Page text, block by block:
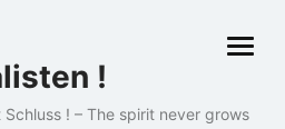
!
! – The spirit never grows
open